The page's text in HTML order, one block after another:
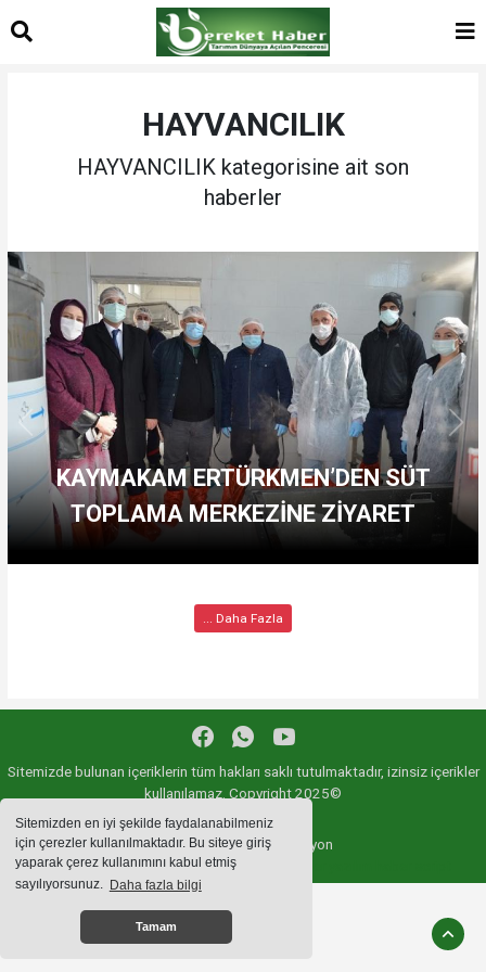
Sitemizden en iyi şekilde faydalanabilmeniz
için çerezler kullanılmaktadır. Bu siteye giriş
yaparak çerez kullanımını kabul etmiş
sayılıyorsunuz. Daha fazla bilgi
Tamam
HAYVANCILIK
HAYVANCILIK kategorisine ait son
haberler
KAYMAKAM ERTÜRKMEN’DEN SÜT
TOPLAMA MERKEZİNE ZİYARET
... Daha Fazla
Sitemizde bulunan içeriklerin tüm hakları saklı tutulmaktadır, izinsiz içerikler
kullanılamaz. Copyright 2025©
Haber Yazılımı:Web Aksiyon
haber yazılımıhaber paketi haber scripti